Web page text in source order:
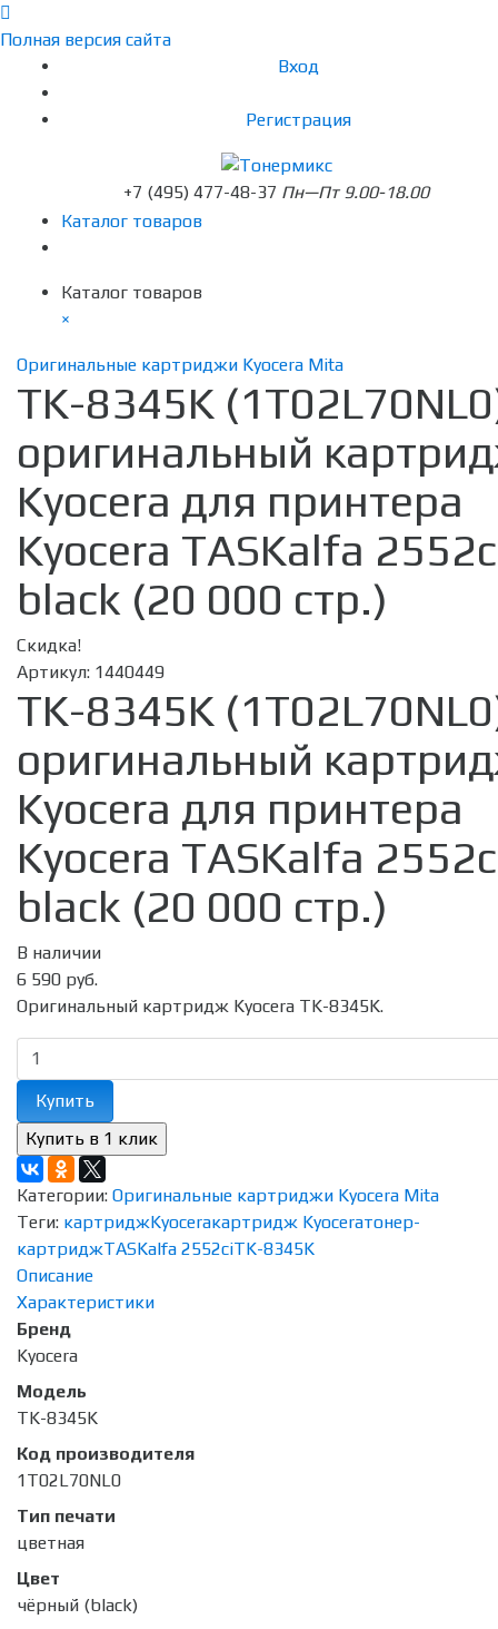
Полная версия сайта
Вход
Регистрация
+7 (495) 477-48-37 Пн—Пт 9.00-18.00
Каталог товаров
Каталог товаров
×
Оригинальные картриджи Kyocera Mita
TK-8345K
оригинальный
Kyocera для принтера
Kyocera TASKalfa
black (20 000 стр.)
Скидка!
Артикул: 1440449
TK-8345K
оригинальный
Kyocera для принтера
Kyocera TASKalfa
black (20 000 стр.)
В наличии
6 590 руб.
Оригинальный картридж Kyocera TK-8345K.
Купить
Категории: Оригинальные картриджи Kyocera Mita
Теги: картриджKyoceraкартридж Kyoceraтонер-
картриджTASKalfa 2552ciTK-8345K
Описание
Характеристики
Бренд
Kyocera
Модель
TK-8345K
Код производителя
1T02L70NL0
Тип печати
цветная
Цвет
чёрный (black)